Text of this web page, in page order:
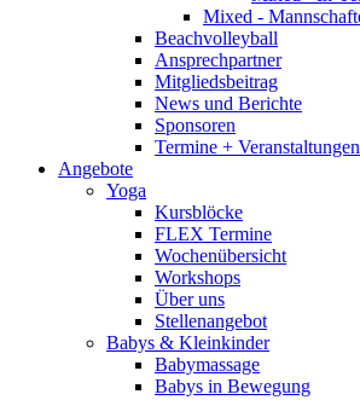
Mixed -
Beachvolleyball
Ansprechpartner
Mitgliedsbeitrag
News und Berichte
Sponsoren
Termine + Veranstaltungen
Angebote
Yoga
Kursblöcke
FLEX Termine
Wochenübersicht
Workshops
Über uns
Stellenangebot
Babys & Kleinkinder
Babymassage
Babys in Bewegung